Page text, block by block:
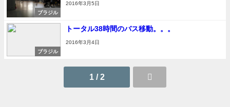
ブラジル
2016年3月5日
ブラジル
トータル38時間のバス移動。。。
2016年3月4日
1 / 2